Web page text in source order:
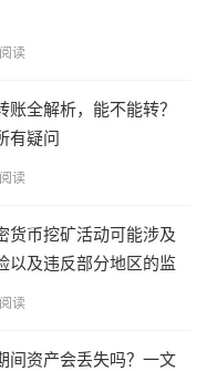
读
全解析，能不能转？
有疑问
读
货币挖矿活动可能涉及
以及违反部分地区的监
在较大的不确定性和
读
间资产会丢失吗？一文